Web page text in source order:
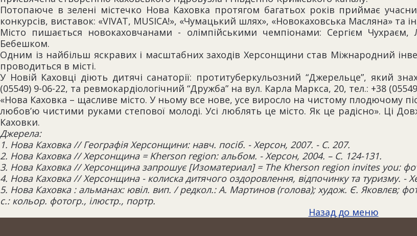
Потопаюче в зелені містечко Нова Каховка протягом багатьох років приймає
конкурсів, виставок: «VIVAT, МUSIСА!», «Чумацький шлях», «Новокаховська Масляна» та
Місто пишається новокаховчанами - олімпійськими чемпіонами: Сергієм
Бебешком.
Одним із найбільш яскравих і масштабних заходів Херсонщини став Міжнародний
проводиться в місті.
У Новій Каховці діють дитячі санаторії: протитуберкульозний “Джерельце”, який
(05549) 9-06-22, та ревмокардіологічний “Дружба” на вул. Карла Маркса, 20, тел.: +38
«Нова Каховка – щасливе місто. У ньому все нове, усе виросло на чистому плодючому
любов’ю чистими руками степової молоді. Усі люблять це місто. Як це радісно». Ці
Каховки.
Джерела:
1. Нова Каховка // Географія Херсонщини: навч. посіб. - Херсон, 2007. - С. 207.
2. Нова Каховка // Херсонщина = Kherson region: альбом. - Херсон, 2004. – С. 124-131.
3. Нова Каховка // Херсонщина запрошує [Изоматериал] = The Kherson region invites you:
4. Нова Каховка // Херсонщина - колиска дитячого оздоровлення, відпочинку та туризму. -
5. Нова Каховка : альманах: ювіл. вип. / редкол.: А. Мартинов (голова); худож. Є. Яковлєв;
с.: кольор. фотогр., ілюстр., портр.
Назад до меню